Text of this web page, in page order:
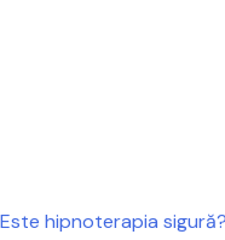
Este hipnoterapia sigură?